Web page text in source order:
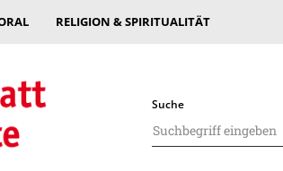
RELIGION & SPIRITUALITÄT
Suche